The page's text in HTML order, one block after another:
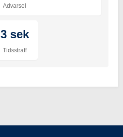
Advarsel
3 sek
Tidsstraff